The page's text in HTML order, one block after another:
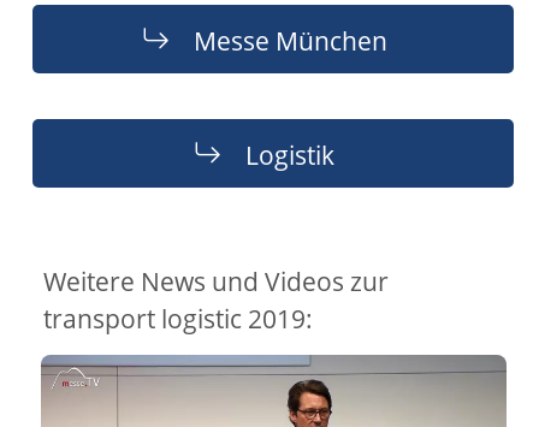
Messe München
Logistik
Weitere News und Videos zur
transport logistic 2019: